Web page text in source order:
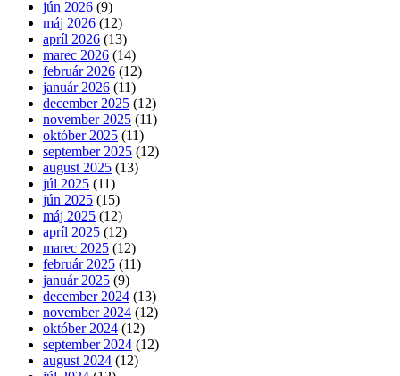
jún 2026 (9)
máj 2026 (12)
apríl 2026 (13)
marec 2026 (14)
február 2026 (12)
január 2026 (11)
december 2025 (12)
november 2025 (11)
október 2025 (11)
september 2025 (12)
august 2025 (13)
júl 2025 (11)
jún 2025 (15)
máj 2025 (12)
apríl 2025 (12)
marec 2025 (12)
február 2025 (11)
január 2025 (9)
december 2024 (13)
november 2024 (12)
október 2024 (12)
september 2024 (12)
august 2024 (12)